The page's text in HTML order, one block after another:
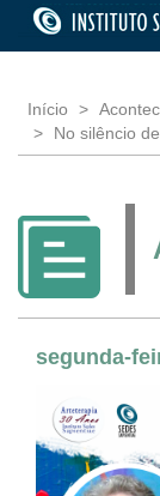
Início
No silêncio
segunda-